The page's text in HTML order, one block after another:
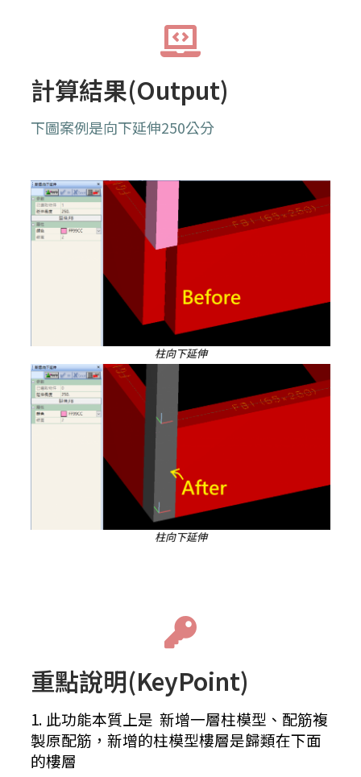
計算結果(Output)
下圖案例是向下延伸250公分
柱向下延伸
柱向下延伸
重點說明(KeyPoint)
1. 此功能本質上是 新增一層柱模型、配筋複
製原配筋，新增的柱模型樓層是歸類在下面
的樓層